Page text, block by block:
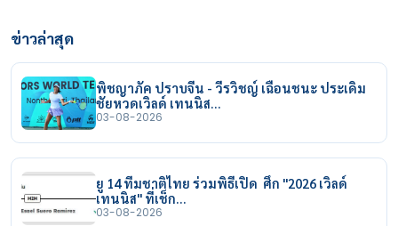
ข่าวล่าสุด
พิชญาภัค ปราบจีน - วีรวิชญ์ เฉือนชนะ ประเดิม
ชัยหวดเวิลด์ เทนนิส…
03-08-2026
ยู 14 ทีมชาติไทย ร่วมพิธีเปิด ศึก "2026 เวิลด์
เทนนิส" ที่เช็ก…
03-08-2026